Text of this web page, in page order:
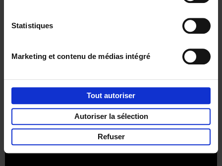
Statistiques
Marketing et contenu de médias intégré
Tout autoriser
Autoriser la sélection
Refuser
Part ofLannoo Publishing Group
Tous les prix s’entendent tva compris.